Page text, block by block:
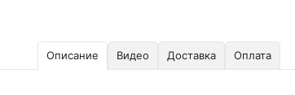
Описание Видео Доставка Оплата